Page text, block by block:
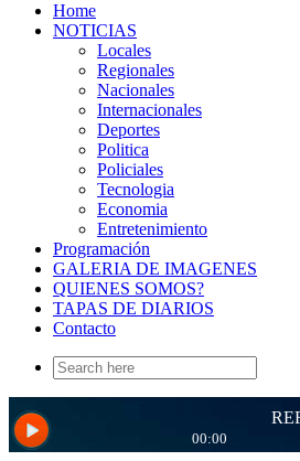
Home
NOTICIAS
Locales
Regionales
Nacionales
Internacionales
Deportes
Politica
Policiales
Tecnologia
Economia
Entretenimiento
Programación
GALERIA DE IMAGENES
QUIENES SOMOS?
TAPAS DE DIARIOS
Contacto
Search
for: